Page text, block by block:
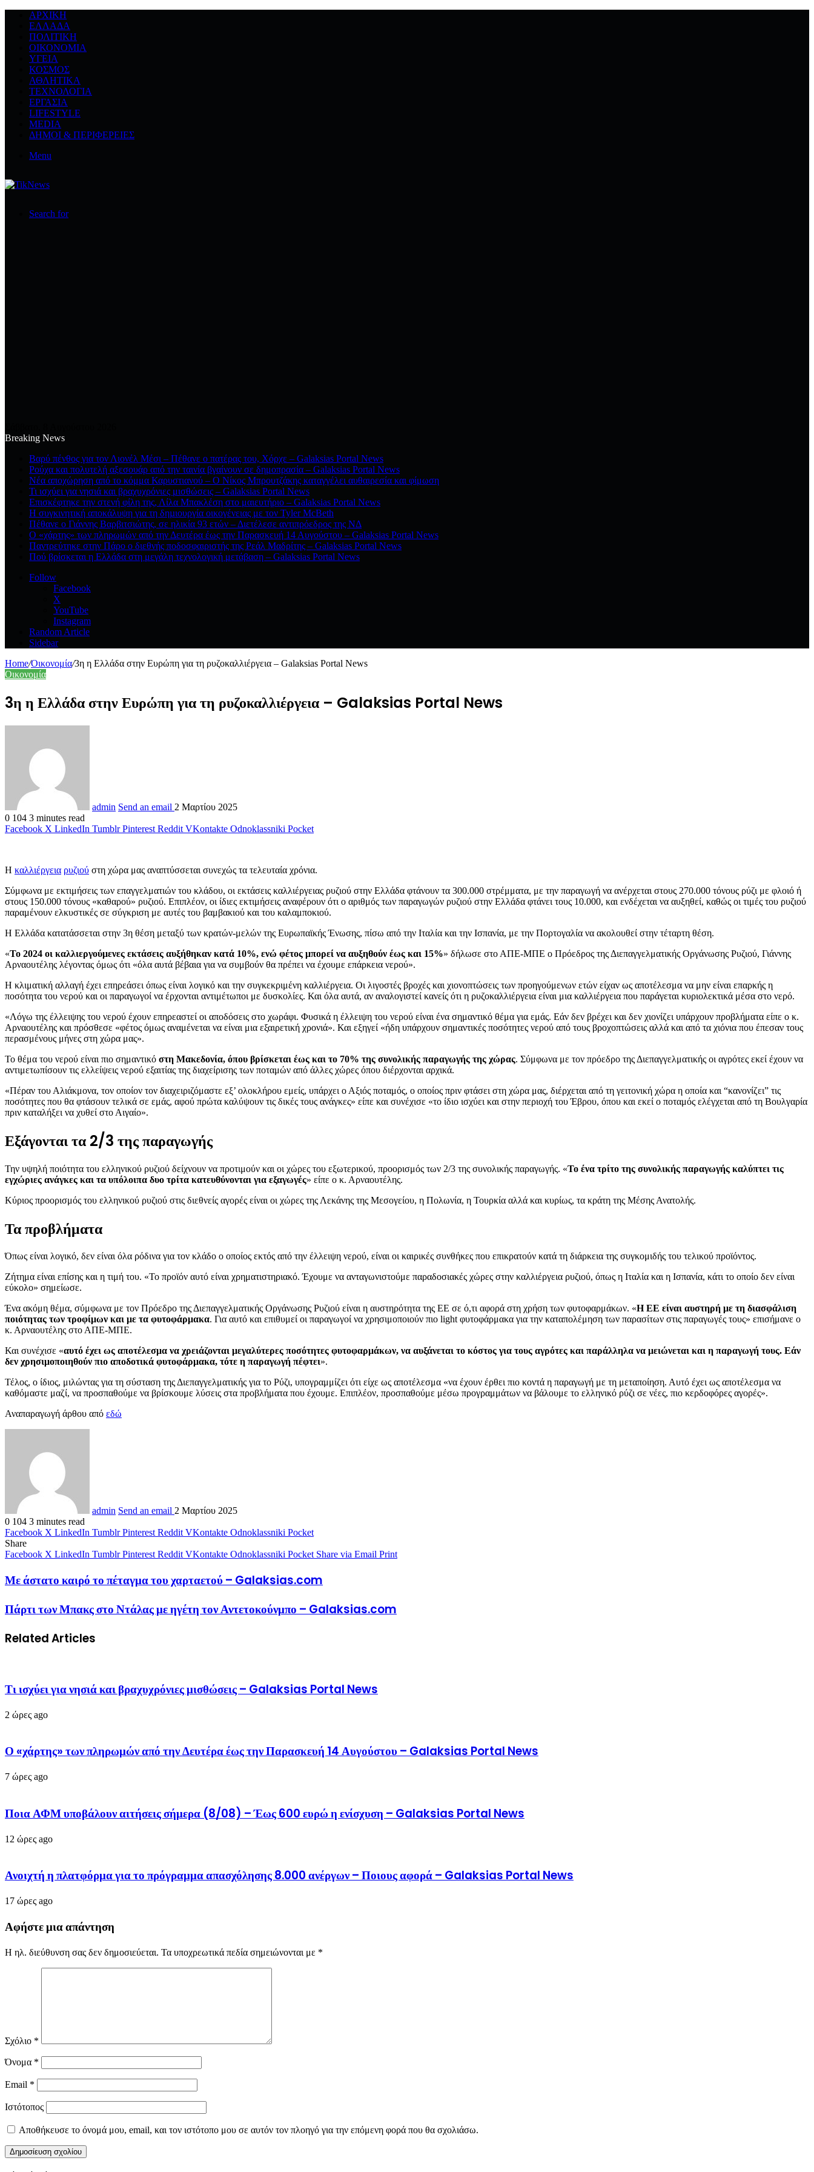
ΑΡΧΙΚΉ
ΕΛΛΆΔΑ
ΠΟΛΙΤΙΚΉ
ΟΙΚΟΝΟΜΊΑ
ΥΓΕΊΑ
ΚΌΣΜΟΣ
ΑΘΛΗΤΙΚΆ
ΤΕΧΝΟΛΟΓΙΆ
ΕΡΓΑΣΊΑ
LIFESTYLE
MEDIA
ΔΉΜΟΙ & ΠΕΡΙΦΈΡΕΙΕΣ
Menu
Search for
Breaking News
Βαρύ πένθος για τον Λιονέλ Μέσι – Πέθανε ο πατέρας του, Χόρχε – Galaksias Portal News
Ρούχα και πολυτελή αξεσουάρ από την ταινία βγαίνουν σε δημοπρασία – Galaksias Portal News
Νέα αποχώρηση από το κόμμα Καρυστιανού – Ο Νίκος Μπρουτζάκης καταγγέλει αυθαιρεσία και φίμωση
Τι ισχύει για νησιά και βραχυχρόνιες μισθώσεις – Galaksias Portal News
Επισκέφτηκε την στενή φίλη της, Λίλα Μπακλέση στο μαιευτήριο – Galaksias Portal News
Η συγκινητική αποκάλυψη για τη δηµιουργία οικογένειας με τον Tyler McBeth
Πέθανε ο Γιάννης Βαρβιτσιώτης, σε ηλικία 93 ετών – Διετέλεσε αντιπρόεδρος της ΝΔ
Ο «χάρτης» των πληρωμών από την Δευτέρα έως την Παρασκευή 14 Αυγούστου – Galaksias Portal News
Παντρεύτηκε στην Πάρο ο διεθνής ποδοσφαιριστής της Ρεάλ Μαδρίτης – Galaksias Portal News
Πού βρίσκεται η Ελλάδα στη μεγάλη τεχνολογική μετάβαση – Galaksias Portal News
Follow
Facebook
X
YouTube
Instagram
Random Article
Sidebar
Home/Οικονομία/3η η Ελλάδα στην Ευρώπη για τη ρυζοκαλλιέργεια – Galaksias Portal News
Οικονομία
3η η Ελλάδα στην Ευρώπη για τη ρυζοκαλλιέργεια – Galaksias Portal News
admin Send an email 2 Μαρτίου 2025
0 104 3 minutes read
Facebook X LinkedIn Tumblr Pinterest Reddit VKontakte Odnoklassniki Pocket
Η καλλιέργεια ρυζιού στη χώρα μας αναπτύσσεται συνεχώς τα τελευταία χρόνια.
Σύμφωνα με εκτιμήσεις των επαγγελματιών του κλάδου, οι εκτάσεις καλλιέργειας ρυζιού στην Ελλάδα φτάνουν τα 300.000 στρέμματα, με την παραγωγή να ανέρχεται στους 270.000 τόνους ρύζι με φλοιό ή
στους 150.000 τόνους «καθαρού» ρυζιού. Επιπλέον, οι ίδιες εκτιμήσεις αναφέρουν ότι ο αριθμός των παραγωγών ρυζιού στην Ελλάδα φτάνει τους 10.000, και ενδέχεται να αυξηθεί, καθώς οι τιμές του ρυζιού
παραμένουν ελκυστικές σε σύγκριση με αυτές του βαμβακιού και του καλαμποκιού.
Η Ελλάδα κατατάσσεται στην 3η θέση μεταξύ των κρατών-μελών της Ευρωπαϊκής Ένωσης, πίσω από την Ιταλία και την Ισπανία, με την Πορτογαλία να ακολουθεί στην τέταρτη θέση.
«Το 2024 οι καλλιεργούμενες εκτάσεις αυξήθηκαν κατά 10%, ενώ φέτος μπορεί να αυξηθούν έως και 15%» δήλωσε στο ΑΠΕ-ΜΠΕ ο Πρόεδρος της Διεπαγγελματικής Οργάνωσης Ρυζιού, Γιάννης
Αρναουτέλης λέγοντας όμως ότι «όλα αυτά βέβαια για να συμβούν θα πρέπει να έχουμε επάρκεια νερού».
Η κλιματική αλλαγή έχει επηρεάσει όπως είναι λογικό και την συγκεκριμένη καλλιέργεια. Οι λιγοστές βροχές και χιονοπτώσεις των προηγούμενων ετών είχαν ως αποτέλεσμα να μην είναι επαρκής η
ποσότητα του νερού και οι παραγωγοί να έρχονται αντιμέτωποι με δυσκολίες. Και όλα αυτά, αν αναλογιστεί κανείς ότι η ρυζοκαλλιέργεια είναι μια καλλιέργεια που παράγεται κυριολεκτικά μέσα στο νερό.
«Λόγω της έλλειψης του νερού έχουν επηρεαστεί οι αποδόσεις στο χωράφι. Φυσικά η έλλειψη του νερού είναι ένα σημαντικό θέμα για εμάς. Εάν δεν βρέχει και δεν χιονίζει υπάρχουν προβλήματα είπε ο κ.
Αρναουτέλης και πρόσθεσε «φέτος όμως αναμένεται να είναι μια εξαιρετική χρονιά». Και εξηγεί «ήδη υπάρχουν σημαντικές ποσότητες νερού από τους βροχοπτώσεις αλλά και από τα χιόνια που έπεσαν τους
περασμένους μήνες στη χώρα μας».
Το θέμα του νερού είναι πιο σημαντικό στη Μακεδονία, όπου βρίσκεται έως και το 70% της συνολικής παραγωγής της χώρας. Σύμφωνα με τον πρόεδρο της Διεπαγγελματικής οι αγρότες εκεί έχουν να
αντιμετωπίσουν τις ελλείψεις νερού εξαιτίας της διαχείρισης των ποταμών από άλλες χώρες όπου διέρχονται αρχικά.
«Πέραν του Αλιάκμονα, τον οποίον τον διαχειριζόμαστε εξ’ ολοκλήρου εμείς, υπάρχει ο Αξιός ποταμός, ο οποίος πριν φτάσει στη χώρα μας, διέρχεται από τη γειτονική χώρα η οποία και “κανονίζει” τις
ποσότητες που θα φτάσουν τελικά σε εμάς, αφού πρώτα καλύψουν τις δικές τους ανάγκες» είπε και συνέχισε «το ίδιο ισχύει και στην περιοχή του Έβρου, όπου και εκεί ο ποταμός ελέγχεται από τη Βουλγαρία
πριν καταλήξει να χυθεί στο Αιγαίο».
Εξάγονται τα 2/3 της παραγωγής
Την υψηλή ποιότητα του ελληνικού ρυζιού δείχνουν να προτιμούν και οι χώρες του εξωτερικού, προορισμός των 2/3 της συνολικής παραγωγής. «Το ένα τρίτο της συνολικής παραγωγής καλύπτει τις
εγχώριες ανάγκες και τα υπόλοιπα δυο τρίτα κατευθύνονται για εξαγωγές» είπε ο κ. Αρναουτέλης.
Κύριος προορισμός του ελληνικού ρυζιού στις διεθνείς αγορές είναι οι χώρες της Λεκάνης της Μεσογείου, η Πολωνία, η Τουρκία αλλά και κυρίως, τα κράτη της Μέσης Ανατολής.
Τα προβλήματα
Όπως είναι λογικό, δεν είναι όλα ρόδινα για τον κλάδο ο οποίος εκτός από την έλλειψη νερού, είναι οι καιρικές συνθήκες που επικρατούν κατά τη διάρκεια της συγκομιδής του τελικού προϊόντος.
Ζήτημα είναι επίσης και η τιμή του. «Το προϊόν αυτό είναι χρηματιστηριακό. Έχουμε να ανταγωνιστούμε παραδοσιακές χώρες στην καλλιέργεια ρυζιού, όπως η Ιταλία και η Ισπανία, κάτι το οποίο δεν είναι
εύκολο» σημείωσε.
Ένα ακόμη θέμα, σύμφωνα με τον Πρόεδρο της Διεπαγγελματικής Οργάνωσης Ρυζιού είναι η αυστηρότητα της ΕΕ σε ό,τι αφορά στη χρήση των φυτοφαρμάκων. «Η ΕΕ είναι αυστηρή με τη διασφάλιση
ποιότητας των τροφίμων και με τα φυτοφάρμακα. Για αυτό και επιθυμεί οι παραγωγοί να χρησιμοποιούν πιο light φυτοφάρμακα για την καταπολέμηση των παρασίτων στις παραγωγές τους» επισήμανε ο
κ. Αρναουτέλης στο ΑΠΕ-ΜΠΕ.
Και συνέχισε «αυτό έχει ως αποτέλεσμα να χρειάζονται μεγαλύτερες ποσότητες φυτοφαρμάκων, να αυξάνεται το κόστος για τους αγρότες και παράλληλα να μειώνεται και η παραγωγή τους. Εάν
δεν χρησιμοποιηθούν πιο αποδοτικά φυτοφάρμακα, τότε η παραγωγή πέφτει».
Τέλος, ο ίδιος, μιλώντας για τη σύσταση της Διεπαγγελματικής για το Ρύζι, υπογραμμίζει ότι είχε ως αποτέλεσμα «να έχουν έρθει πιο κοντά η παραγωγή με τη μεταποίηση. Αυτό έχει ως αποτέλεσμα να
καθόμαστε μαζί, να προσπαθούμε να βρίσκουμε λύσεις στα προβλήματα που έχουμε. Επιπλέον, προσπαθούμε μέσω προγραμμάτων να βάλουμε το ελληνικό ρύζι σε νέες, πιο κερδοφόρες αγορές».
Αναπαραγωγή άρθου από εδώ
admin Send an email 2 Μαρτίου 2025
0 104 3 minutes read
Facebook X LinkedIn Tumblr Pinterest Reddit VKontakte Odnoklassniki Pocket
Share
Facebook X LinkedIn Tumblr Pinterest Reddit VKontakte Odnoklassniki Pocket Share via Email Print
Με άστατο καιρό το πέταγμα του χαρταετού – Galaksias.com
Πάρτι των Μπακς στο Ντάλας με ηγέτη τον Αντετοκούνμπο – Galaksias.com
Related Articles
Τι ισχύει για νησιά και βραχυχρόνιες μισθώσεις – Galaksias Portal News
2 ώρες ago
Ο «χάρτης» των πληρωμών από την Δευτέρα έως την Παρασκευή 14 Αυγούστου – Galaksias Portal News
7 ώρες ago
Ποια ΑΦΜ υποβάλουν αιτήσεις σήμερα (8/08) – Έως 600 ευρώ η ενίσχυση – Galaksias Portal News
12 ώρες ago
Ανοιχτή η πλατφόρμα για το πρόγραμμα απασχόλησης 8.000 ανέργων – Ποιους αφορά – Galaksias Portal News
17 ώρες ago
Αφήστε μια απάντηση
Η ηλ. διεύθυνση σας δεν δημοσιεύεται. Τα υποχρεωτικά πεδία σημειώνονται με *
Σχόλιο *
Όνομα *
Email *
Ιστότοπος
Αποθήκευσε το όνομά μου, email, και τον ιστότοπο μου σε αυτόν τον πλοηγό για την επόμενη φορά που θα σχολιάσω.